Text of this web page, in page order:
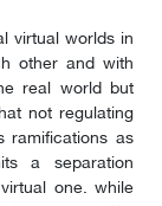
virtual worlds in
other and with
real world but
not regulating
ramifications as
a separation
one. while